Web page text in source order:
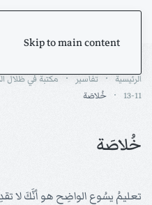
Skip to main content
الرئيسية تفاسير مكتبة في ظلال
11-13
خُلاصَة
خُلاصَة
تعليمُ يسُوع الواضِح هو أنَّكَ لا